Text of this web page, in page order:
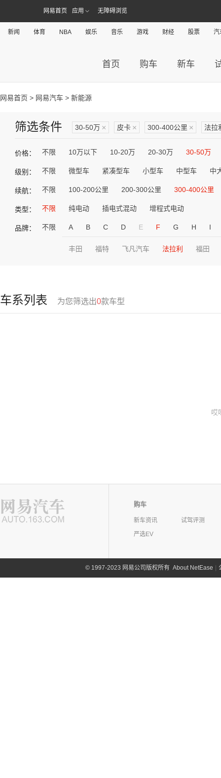
网易首页 应用 无障碍浏览
新闻 体育 NBA 娱乐 音乐 游戏 财经 股票 汽
首页 购车 新车
网易首页 > 网易汽车 > 新能源
筛选条件 30-50万 × 皮卡 × 300-400公里 × 法拉
价格： 不限 10万以下 10-20万 20-30万 30-50万
级别： 不限 微型车 紧凑型车 小型车 中型车 中
续航： 不限 100-200公里 200-300公里 300-400公里
类型： 不限 纯电动 插电式混动 增程式电动
品牌： 不限 A B C D E F G H I
丰田 福特 飞凡汽车 法拉利 福田
车系列表 为您筛选出0款车型
哎
购车
新车资讯
试驾评测
严选EV
©1997-2023 网易公司版权所有 About NetEase